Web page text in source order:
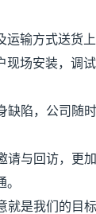
运输方式送货上
场安装，调试
陷，公司随时
与回访，更加
是我们的目标